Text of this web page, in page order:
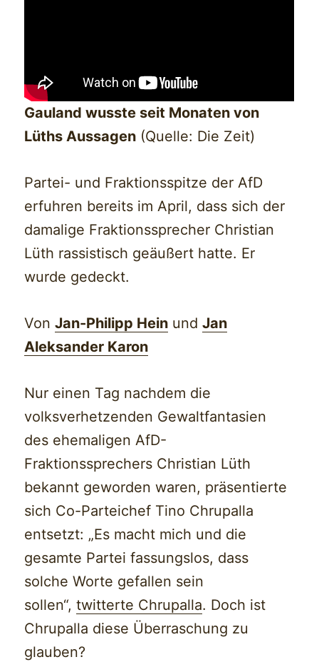
Gauland wusste seit Monaten von
Lüths Aussagen (Quelle: Die Zeit)
Partei- und Fraktionsspitze der AfD
erfuhren bereits im April, dass sich der
damalige Fraktionssprecher Christian
Lüth rassistisch geäußert hatte. Er
wurde gedeckt.
VonJan-Philipp Hein undJan
Aleksander Karon
Nur einen Tag nachdem die
volksverhetzenden Gewaltfantasien
des ehemaligen AfD-
Fraktionssprechers Christian Lüth
bekannt geworden waren, präsentierte
sich Co-Parteichef Tino Chrupalla
entsetzt: „Es macht mich und die
gesamte Partei fassungslos, dass
solche Worte gefallen sein
sollen“,twitterte Chrupalla. Doch ist
Chrupalla diese Überraschung zu
glauben?